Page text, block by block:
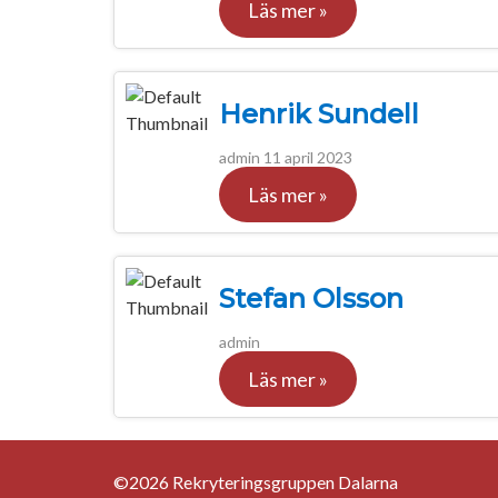
Läs mer »
Henrik Sundell
admin 11 april 2023
Läs mer »
Stefan Olsson
admin
Läs mer »
©2026 Rekryteringsgruppen Dalarna